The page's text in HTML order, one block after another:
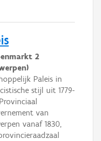
2
Paleis in
stijl uit 1779-
van
vanaf 1830,